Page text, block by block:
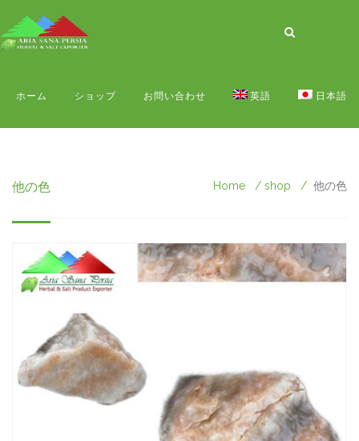
ホーム ショップ お問い合わせ 英語 日本語
他の色 Home shop 他の色